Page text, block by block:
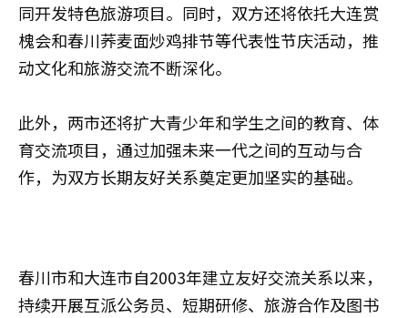
同开发特色旅游项目。同时，双方还将依托大连赏
槐会和春川荞麦面炒鸡排节等代表性节庆活动，推
动文化和旅游交流不断深化。
此外，两市还将扩大青少年和学生之间的教育、体
育交流项目，通过加强未来一代之间的互动与合
作，为双方长期友好关系奠定更加坚实的基础。
春川市和大连市自2003年建立友好交流关系以来，
持续开展互派公务员、短期研修、旅游合作及图书